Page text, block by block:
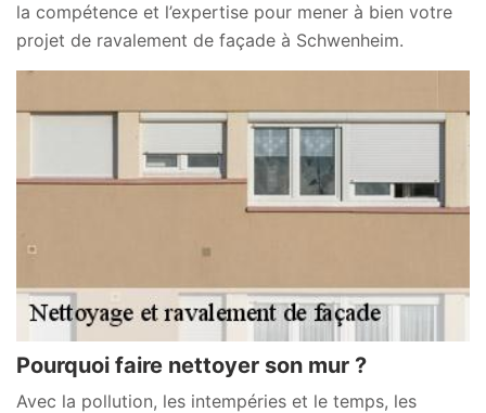
la compétence et l’expertise pour mener à bien votre
projet de ravalement de façade à Schwenheim.
Pourquoi faire nettoyer son mur ?
Avec la pollution, les intempéries et le temps, les